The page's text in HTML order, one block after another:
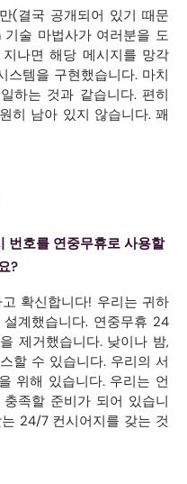
(결국 공개되어 있기 때문
술 마법사가 여러분을 도
나면 해당 메시지를 망각
스템을 구현했습니다. 마치
하는 것과 같습니다. 편히
히 남아 있지 않습니다. 꽤
번호를 연중무휴로 사용할
?
확신합니다! 우리는 귀하
계했습니다. 연중무휴 24
제거했습니다. 낮이나 밤,
할 수 있습니다. 우리의 서
위해 있습니다. 우리는 언
족할 준비가 되어 있습니
24/7 컨시어지를 갖는 것